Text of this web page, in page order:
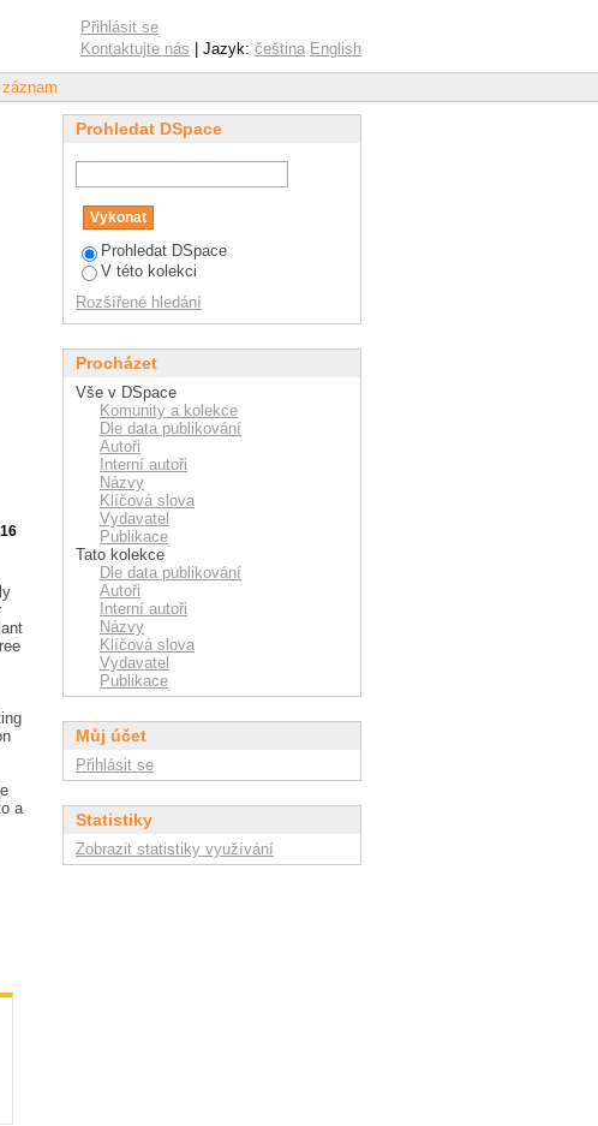
and LTI plants with
example
Přihlásit se
Kontaktujte nás | Jazyk: čeština English
a
Prohledat DSpace
Prohledat DSpace
V této kolekci
Rozšířené hledání
Procházet
Vše v DSpace
Komunity a kolekce
Dle data publikování
Autoři
Interní autoři
Názvy
Klíčová slova
Vydavatel
Publikace
Tato kolekce
Dle data publikování
Autoři
Interní autoři
Názvy
Klíčová slova
Vydavatel
Publikace
Můj účet
Přihlásit se
Statistiky
Zobrazit statistiky využívání